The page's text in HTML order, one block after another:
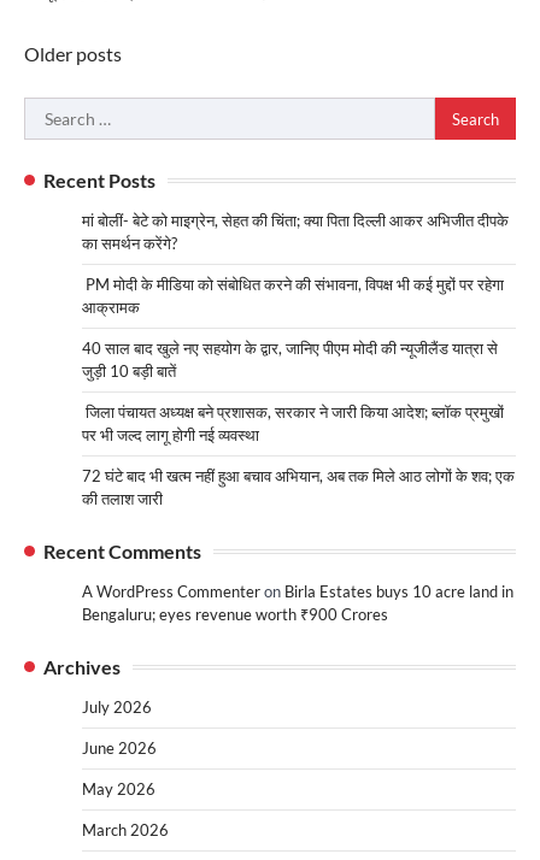
Posts
navigation
Older posts
Search
for:
Recent Posts
मां बोलीं- बेटे को माइग्रेन, सेहत की चिंता; क्या पिता दिल्ली आकर अभिजीत दीपके
का समर्थन करेंगे?
PM मोदी के मीडिया को संबोधित करने की संभावना, विपक्ष भी कई मुद्दों पर रहेगा
आक्रामक
40 साल बाद खुले नए सहयोग के द्वार, जानिए पीएम मोदी की न्यूजीलैंड यात्रा से
जुड़ी 10 बड़ी बातें
जिला पंचायत अध्यक्ष बने प्रशासक, सरकार ने जारी किया आदेश; ब्लॉक प्रमुखों
पर भी जल्द लागू होगी नई व्यवस्था
72 घंटे बाद भी खत्म नहीं हुआ बचाव अभियान, अब तक मिले आठ लोगों के शव; एक
की तलाश जारी
Recent Comments
A WordPress Commenteron Birla Estates buys 10 acre land in
Bengaluru; eyes revenue worth ₹900 Crores
Archives
July 2026
June 2026
May 2026
March 2026